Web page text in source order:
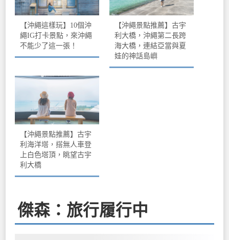
【沖繩這樣玩】10個沖
繩IG打卡景點，來沖繩
不能少了這一張！
【沖繩景點推薦】古宇
利大橋，沖繩第二長跨
海大橋，連結亞當與夏
娃的神話島嶼
【沖繩景點推薦】古宇
利海洋塔，搭無人車登
上白色塔頂，眺望古宇
利大橋
傑森：旅行履行中